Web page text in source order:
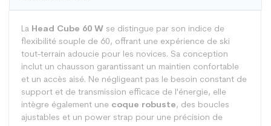
La Head Cube 60 W se distingue par son indice de
flexibilité souple de 60, offrant une expérience de ski
tout-terrain adoucie pour les novices. Sa conception
inclut un chausson garantissant un maintien confortable
et un accès aisé. Ne négligeant pas le besoin constant de
support et de transmission efficace de l'énergie, elle
intègre également une coque robuste, des boucles
ajustables et un power strap pour une précision de